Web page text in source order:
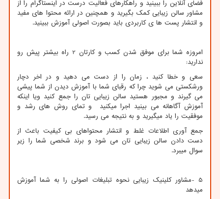
فضای آنلاین را ببینید و راهکارهای فعالیت درست در اینستاگرام را از
مشاور سالن زیبایی کمک بگیرید و همچنین در ارائه محتوا های مفید
و انتشار پست ها ی کاربردی باید بصورت اصولی آموزش ببینید.
امروزه شما برای موفق شدن کسب و کارتان 2 راه بیشتر پیش رو
ندارید:
سعی و خطا کنید ، زمان را از دست می دهید و در اخر دچار
ورشکستی می شوید چرا که رقبای شما با آموزش دیدن از شما پیشی
می گیرند و مجبور هستید سالن زیبایی تان را جمع کنید ویا اینکه
آموزش آگاهانه می بینید اجرا میکنید و تمای روش های رشد و
موفقیت را یاد میگیرید و به نتیجه می رسید.
جمع آوری اطلاعات غلط و انتشار محتواهای بی کیفیت باعث از
دست دادن سالن زیبایی تان می شود و برند شخصی شما را زیر
سوال میبرد.
5
-مشاور کلینیک زیبایی نحوه تبلیغات اصولی را به شما آموزش
میدهد